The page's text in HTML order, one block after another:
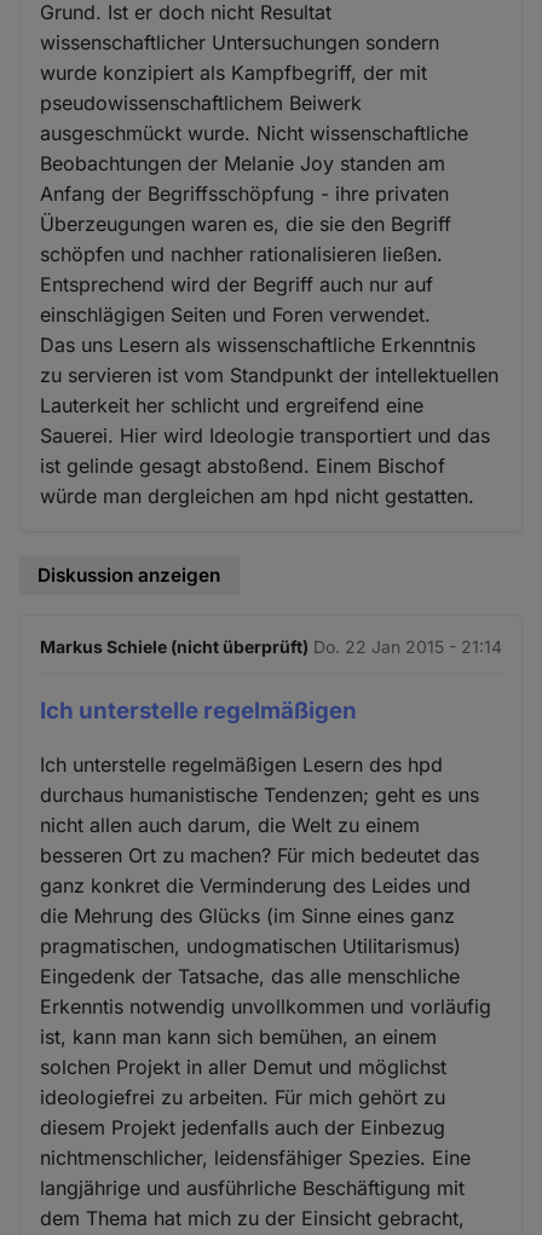
Grund. Ist er doch nicht Resultat
wissenschaftlicher Untersuchungen sondern
wurde konzipiert als Kampfbegriff, der mit
pseudowissenschaftlichem Beiwerk
ausgeschmückt wurde. Nicht wissenschaftliche
Beobachtungen der Melanie Joy standen am
Anfang der Begriffsschöpfung - ihre privaten
Überzeugungen waren es, die sie den Begriff
schöpfen und nachher rationalisieren ließen.
Entsprechend wird der Begriff auch nur auf
einschlägigen Seiten und Foren verwendet.
Das uns Lesern als wissenschaftliche Erkenntnis
zu servieren ist vom Standpunkt der intellektuellen
Lauterkeit her schlicht und ergreifend eine
Sauerei. Hier wird Ideologie transportiert und das
ist gelinde gesagt abstoßend. Einem Bischof
würde man dergleichen am hpd nicht gestatten.
Diskussion anzeigen
Markus Schiele (nicht überprüft) Do. 22 Jan 2015 - 21:14
Ich unterstelle regelmäßigen
Ich unterstelle regelmäßigen Lesern des hpd
durchaus humanistische Tendenzen; geht es uns
nicht allen auch darum, die Welt zu einem
besseren Ort zu machen? Für mich bedeutet das
ganz konkret die Verminderung des Leides und
die Mehrung des Glücks (im Sinne eines ganz
pragmatischen, undogmatischen Utilitarismus)
Eingedenk der Tatsache, das alle menschliche
Erkenntis notwendig unvollkommen und vorläufig
ist, kann man kann sich bemühen, an einem
solchen Projekt in aller Demut und möglichst
ideologiefrei zu arbeiten. Für mich gehört zu
diesem Projekt jedenfalls auch der Einbezug
nichtmenschlicher, leidensfähiger Spezies. Eine
langjährige und ausführliche Beschäftigung mit
dem Thema hat mich zu der Einsicht gebracht,